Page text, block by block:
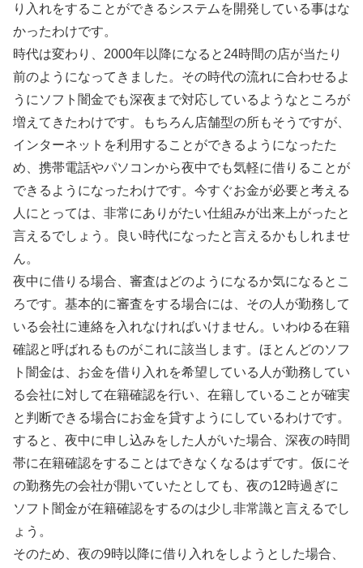
り入れをすることができるシステムを開発している事はな
かったわけです。
時代は変わり、2000年以降になると24時間の店が当たり
前のようになってきました。その時代の流れに合わせるよ
うにソフト闇金でも深夜まで対応しているようなところが
増えてきたわけです。もちろん店舗型の所もそうですが、
インターネットを利用することができるようになったた
め、携帯電話やパソコンから夜中でも気軽に借りることが
できるようになったわけです。今すぐお金が必要と考える
人にとっては、非常にありがたい仕組みが出来上がったと
言えるでしょう。良い時代になったと言えるかもしれませ
ん。
夜中に借りる場合、審査はどのようになるか気になるとこ
ろです。基本的に審査をする場合には、その人が勤務して
いる会社に連絡を入れなければいけません。いわゆる在籍
確認と呼ばれるものがこれに該当します。ほとんどのソフ
ト闇金は、お金を借り入れを希望している人が勤務してい
る会社に対して在籍確認を行い、在籍していることが確実
と判断できる場合にお金を貸すようにしているわけです。
すると、夜中に申し込みをした人がいた場合、深夜の時間
帯に在籍確認をすることはできなくなるはずです。仮にそ
の勤務先の会社が開いていたとしても、夜の12時過ぎに
ソフト闇金が在籍確認をするのは少し非常識と言えるでし
ょう。
そのため、夜の9時以降に借り入れをしようとした場合、